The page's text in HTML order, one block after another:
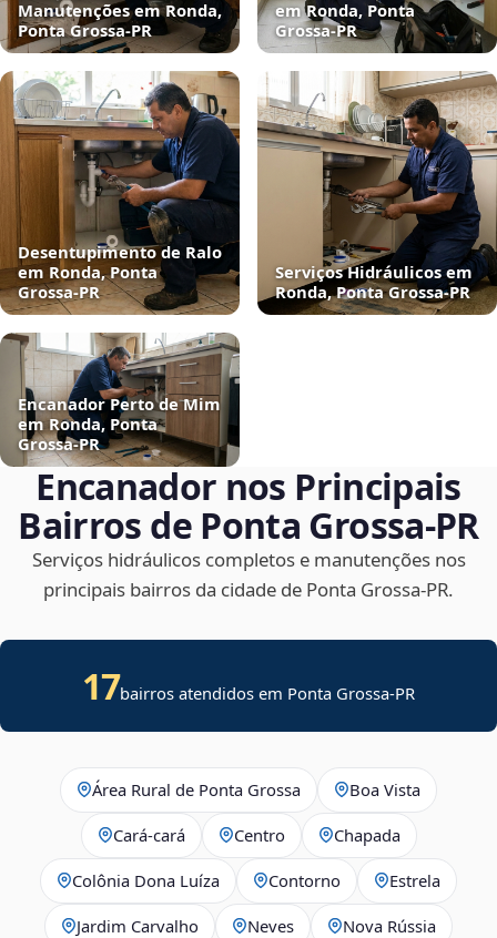
Manutenções em Ronda,
Ponta Grossa‑PR
em Ronda, Ponta
Grossa‑PR
Desentupimento de Ralo
em Ronda, Ponta
Grossa‑PR
Serviços Hidráulicos em
Ronda, Ponta Grossa‑PR
Encanador Perto de Mim
em Ronda, Ponta
Grossa‑PR
Encanador nos Principais
Bairros de Ponta Grossa‑PR
Serviços hidráulicos completos e manutenções nos
principais bairros da cidade de Ponta Grossa‑PR.
17bairros atendidos em Ponta Grossa-PR
Área Rural de Ponta Grossa Boa Vista
Cará-cará Centro Chapada
Colônia Dona Luíza Contorno Estrela
Jardim Carvalho Neves Nova Rússia